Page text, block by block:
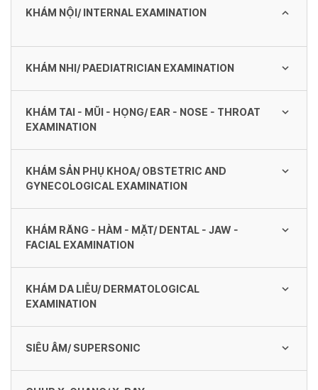
dates.
KHÁM NỘI/ INTERNAL EXAMINATION
KHÁM NHI/ PAEDIATRICIAN EXAMINATION
KHÁM TAI - MŨI - HỌNG/ EAR - NOSE - THROAT
EXAMINATION
KHÁM SẢN PHỤ KHOA/ OBSTETRIC AND
GYNECOLOGICAL EXAMINATION
KHÁM RĂNG - HÀM - MẶT/ DENTAL - JAW -
FACIAL EXAMINATION
KHÁM DA LIỄU/ DERMATOLOGICAL
EXAMINATION
SIÊU ÂM/ SUPERSONIC